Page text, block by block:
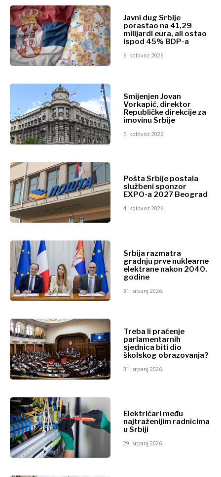
Kosovo*
Crna Gora
Sjeverna
Makedonija
Srbija
Business &
Economy
priče
Imenovanja
Poljoprivreda
Industrija
Građevinarstvo
Energetika
Financije
FMCG
Znanost
Rudarstvo
Maloprodaja
Tehnologija
Telekom
Turizam
Prijevoz
Trgovina
Insights
Intervju
Mišljenje
Svijet
Srbija
Slovenija
Business &
Economy
Poslovne
priče
Imenovanja
Poljoprivreda
Industrija
Energetika
Okoliš
Financije
FMCG
Znanost
Maloprodaja
Održivost
Tehnologija
Telekom
Turizam
Prijevoz
Insights
Intervju
Svijet
Analiza
Discover
Javni dug Srbije
porastao na 41,29
milijardi eura, ali ostao
ispod 45% BDP-a
6. kolovoz 2026.
Smijenjen Jovan
Vorkapić, direktor
Republičke direkcije za
imovinu Srbije
5. kolovoz 2026.
Pošta Srbije postala
službeni sponzor
EXPO-a 2027 Beograd
4. kolovoz 2026.
Srbija razmatra
gradnju prve nuklearne
elektrane nakon 2040.
godine
31. srpanj 2026.
Treba li praćenje
parlamentarnih
sjednica biti dio
školskog obrazovanja?
31. srpanj 2026.
Električari među
najtraženijim radnicima
u Srbiji
29. srpanj 2026.